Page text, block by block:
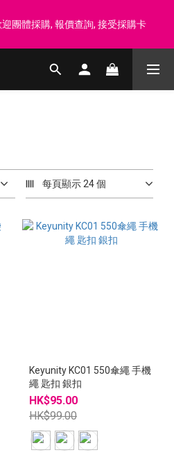
韓國制 送完即止
團體採購, 報價查詢, 接受採購卡
HK$899 送 N-rit Campack Towel 吸
每頁顯示 24 個
Keyunity KC01 550傘繩 手機
繩 匙扣 銀扣
HK$95.00
HK$99.00